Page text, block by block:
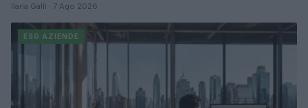
Ilaria Galli · 7 Ago 2026
ESG AZIENDE